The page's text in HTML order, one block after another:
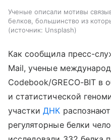
Ученые описали мотивы
белков, большинство из
источник: Unsplash
Как сообщила пресс-
Mail, ученые
Codebook/GRECO-BIT в
и статистической
участкиДНК
регуляторные белки